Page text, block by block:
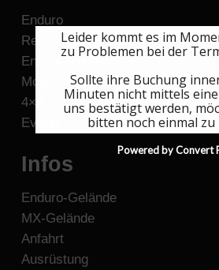
Enduro
Reiseenduro / Dualsport
Enduro-Reisen
Motocross
4×4
Events
Infos
Enduro-Gelände
MX-Gelände
Anfahrt
Ausrüstung
Leider kommt es im
zu Problemen bei der
Sollte ihre Buchung
Minuten nicht mittels
uns bestätigt werden,
bitten noch einmal zu
Powered by Convert